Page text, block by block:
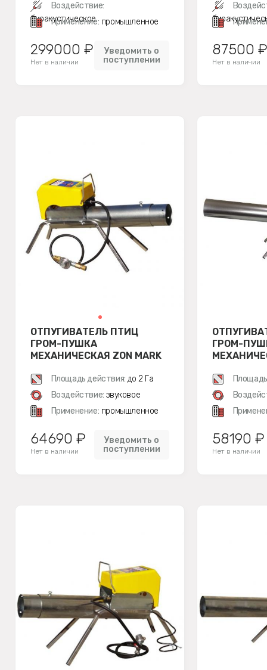
Воздействие:
биоакустическое
Применение: промышленное
299000 ₽
Нет в наличии
Уведомить о
поступлении
87500 ₽
Нет в наличии
ОТПУГИВАТЕЛЬ ПТИЦ
ГРОМ-ПУШКА
МЕХАНИЧЕСКАЯ ZON MARK
Площадь действия: до 2 Га
Воздействие: звуковое
Применение: промышленное
64690 ₽
Нет в наличии
Уведомить о
поступлении
ГРОМ-
58190 ₽
Нет в наличии